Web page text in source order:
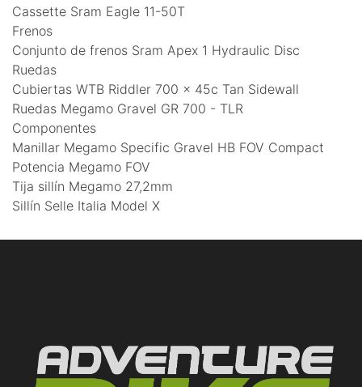
Cassette Sram Eagle 11-50T
Frenos
Conjunto de frenos Sram Apex 1 Hydraulic Disc
Ruedas
Cubiertas WTB Riddler 700 x 45c Tan Sidewall
Ruedas Megamo Gravel GR 700 - TLR
Componentes
Manillar Megamo Specific Gravel HB FOV Compact
Potencia Megamo FOV
Tija sillín Megamo 27,2mm
Sillín Selle Italia Model X